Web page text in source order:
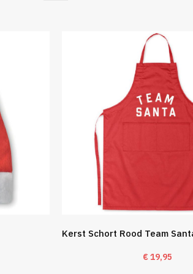
Kerst Schort Rood Team
€19,95